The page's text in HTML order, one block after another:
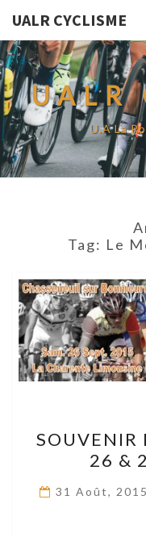
UALR CYCLISME
UALR
U.A La
Tag: Le
SOUVENIR
26 &
31 Août, 2015